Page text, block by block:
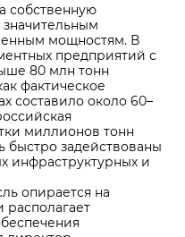
собственную
мощностям. В
предприятий с
80 млн тонн
фактическое
составило около 60–
миллионов тонн
быстро задействованы
инфраструктурных и
опирается на
располагает